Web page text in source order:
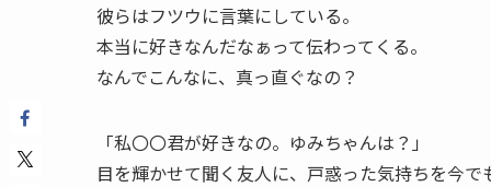
彼らはフツウに言葉にしている。
本当に好きなんだなぁって伝わってくる。
なんでこんなに、真っ直ぐなの？
「私〇〇君が好きなの。ゆみちゃんは？」
目を輝かせて聞く友人に、戸惑った気持ちを今で